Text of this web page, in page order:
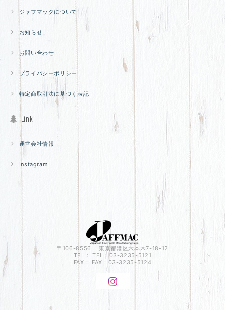
ジャフマックについて
お知らせ
お問い合わせ
プライバシーポリシー
特定商取引法に基づく表記
Link
運営会社情報
Instagram
〒106-8556 東京都港区六本木7-18-12
TEL： TEL：03-3235-5121
FAX： FAX：03-3235-5124